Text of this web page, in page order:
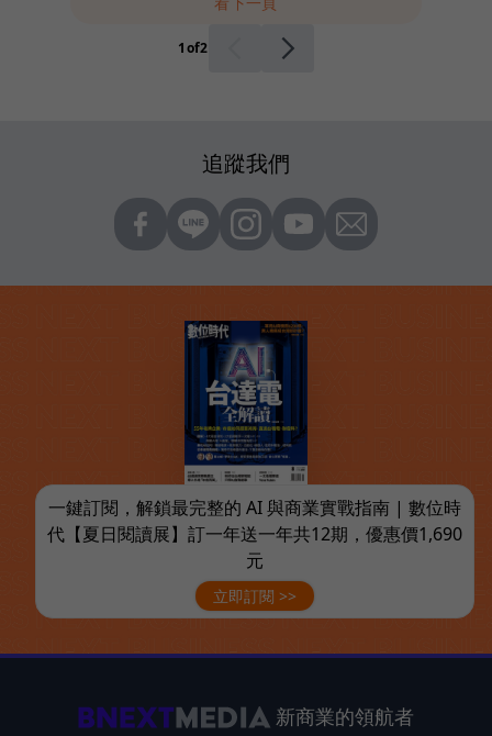
1of2
追蹤我們
一鍵訂閱，解鎖最完整的 AI 與商業實戰指南 | 數位時
代【夏日閱讀展】訂一年送一年共12期，優惠價1,690
元
立即訂閱 >>
新商業的領航者